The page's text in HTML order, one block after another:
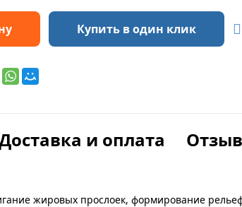
Купить в один клик
и оплата
жировых прослоек, формирование